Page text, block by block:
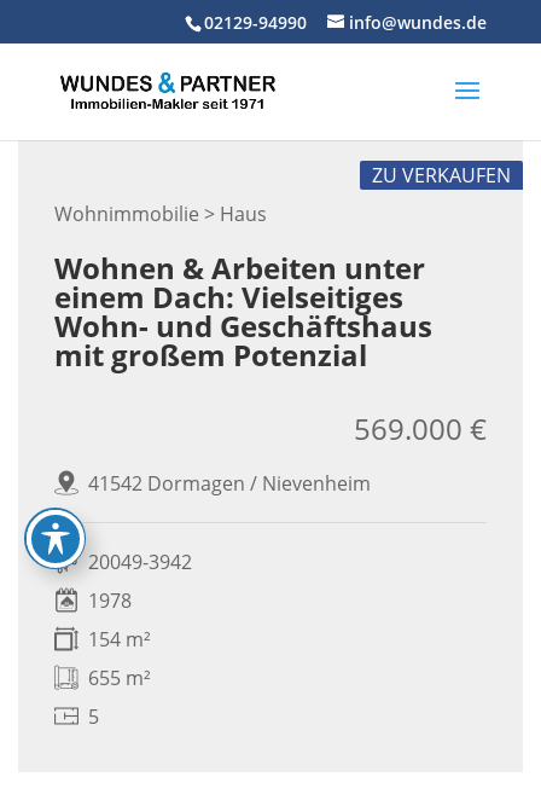
02129-94990 info@wundes.de
Wohnimmobilie > Haus
ZU VERKAUFEN
Wohnen & Arbeiten unter
einem Dach: Vielseitiges
Wohn- und Geschäftshaus
mit großem Potenzial
41542 Dormagen / Nievenheim
569.000 €
20049-3942
1978
154 m²
655 m²
5